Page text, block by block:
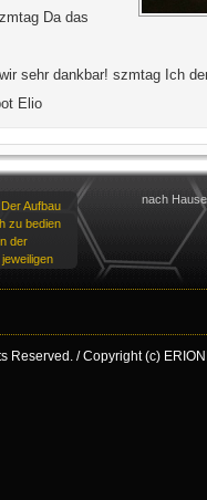
Da das
sehr dankbar! szmtag Ich
Elio
Aufbau
zu bedien
der
nach Hause
Reserved. / Copyright (c)